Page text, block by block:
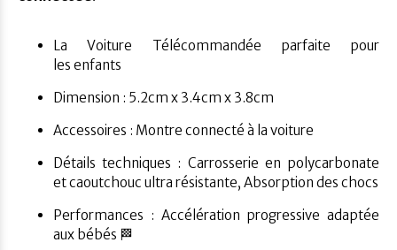
La Voiture Télécommandée parfaite pour
les enfants
Dimension : 5.2cm x 3.4cm x 3.8cm
Accessoires : Montre connecté à la voiture
Détails techniques : Carrosserie en polycarbonate
et caoutchouc ultra résistante, Absorption des chocs
Performances : Accélération progressive adaptée
aux bébés 🏁